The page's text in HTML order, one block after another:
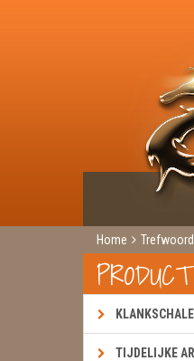
Home
TIJDELIJKE